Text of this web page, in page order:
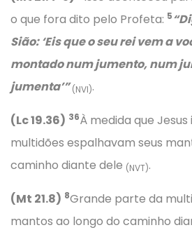
o que fora dito pelo Profeta: 5
Sião: ‘Eis que o seu rei vem a
montado num jumento, num
jumenta’”(NVI).
(Lc 19.36) 36À medida que Jesus
multidões espalhavam seus
caminho diante dele (NVT).
(Mt 21.8) 8Grande parte da
mantos ao longo do caminho